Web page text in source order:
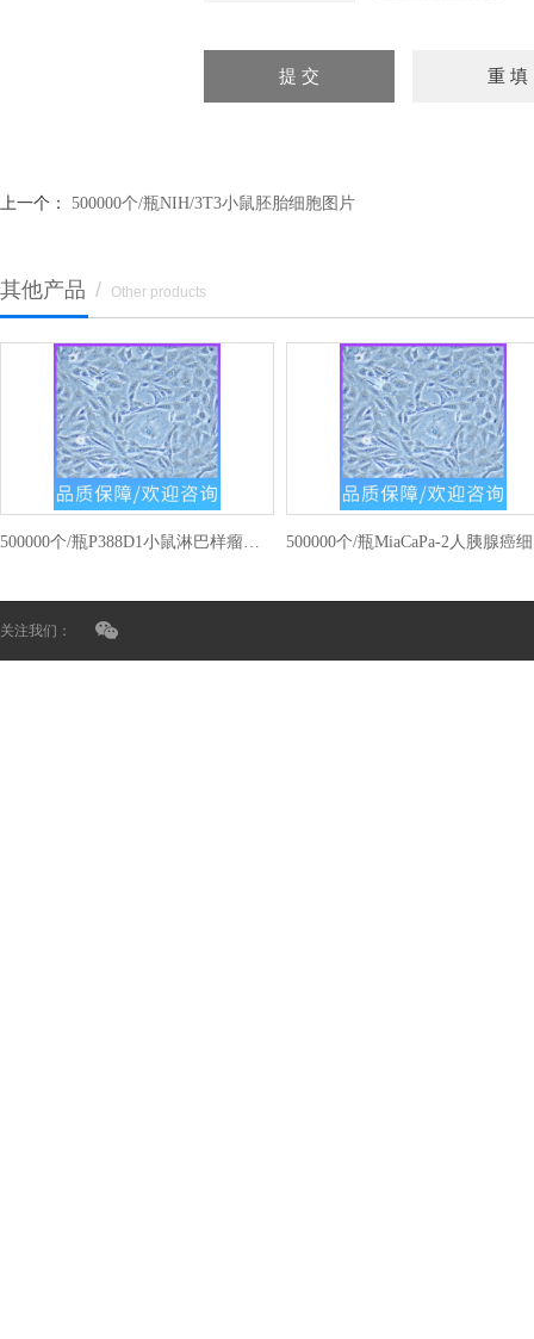
上一个： 500000个/瓶NIH/3T3小鼠胚胎细胞图片
其他产品 / Other products
500000个/瓶P388D1小鼠淋巴样瘤细胞培养
关注我们：